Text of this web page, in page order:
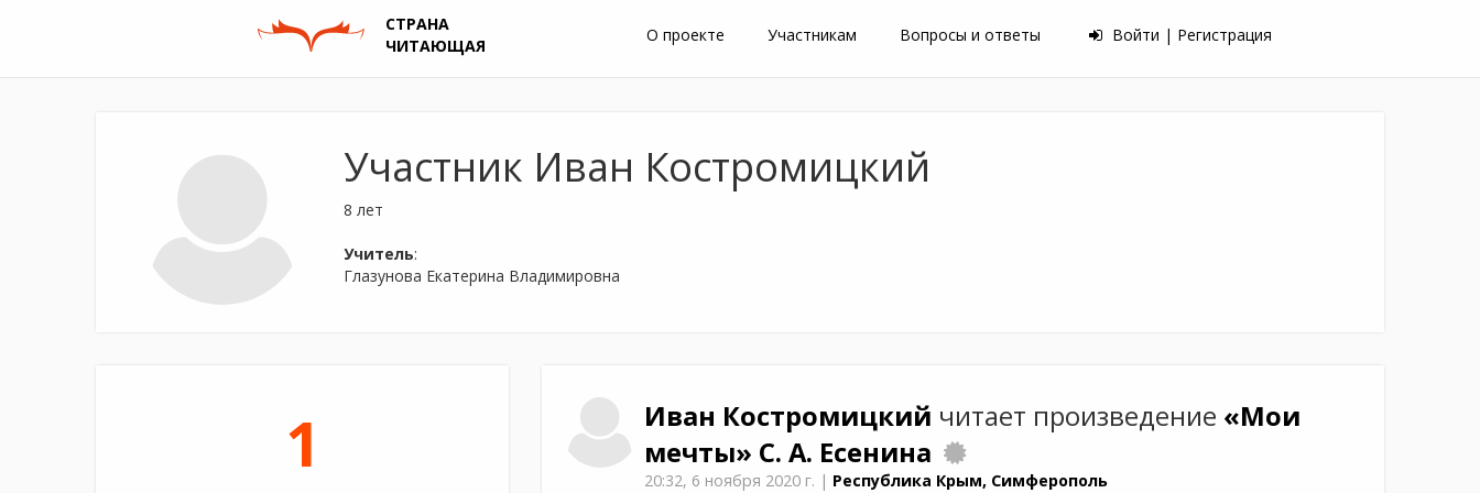
СТРАНА
ЧИТАЮЩАЯ
О проекте Участникам Вопросы и ответы Войти | Регистрация
Участник Иван Костромицкий
8 лет
Учитель:
Глазунова Екатерина Владимировна
1 Иван Костромицкий читает произведение «Мои
мечты» С. А. Есенина
20:32, 6 ноября 2020 г. | Республика Крым, Симферополь